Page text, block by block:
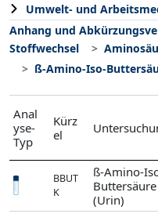
Umwelt- und
Anhang und
Stoffwechsel
ß-Amino-Iso-
Anal
yse-
Typ
Kürz
el
BBUT
K
ß-Amino-
Buttersäure
(Urin)